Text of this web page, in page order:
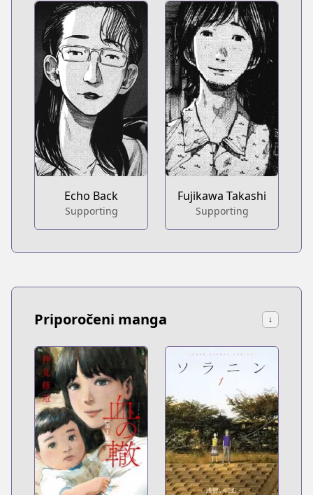
Echo Back
Supporting
Fujikawa Takashi
Supporting
Priporočeni manga ↓